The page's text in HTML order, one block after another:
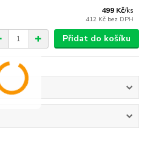
499 Kč/ks
412 Kč bez DPH
Přidat do košíku